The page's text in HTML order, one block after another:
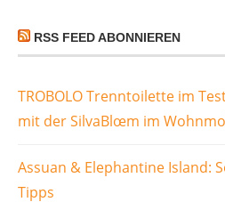
RSS FEED ABONNIEREN
TROBOLO Trenntoilette im
mit der SilvaBlœm im
Assuan & Elephantine Island:
Tipps